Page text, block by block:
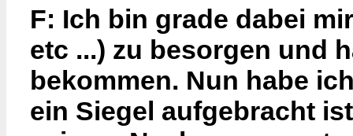
F: Ich bin grade dabei
etc ...) zu besorgen und
bekommen. Nun habe
ein Siegel aufgebracht